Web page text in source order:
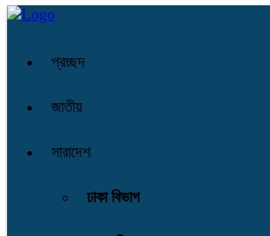
প্রচ্ছদ
জাতীয়
সারাদেশ
ঢাকা বিভাগ